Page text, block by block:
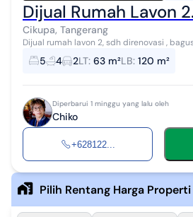
Dijual Rumah Lavon
Cikupa, Tangerang
Dijual rumah lavon 2, sdh direnovasi ,
pakai . lokasi pbh sehat , krn memisahkan
mobil . tent...
5 4 2LT: 63 m²LB: 120 m²
Diperbarui 1 minggu yang lalu oleh
Chiko
+628122...
Pilih Rentang Harga Properti